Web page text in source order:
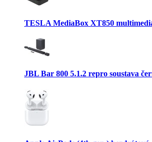
TESLA MediaBox XT850
JBL Bar 800 5.1.2 repro soustava